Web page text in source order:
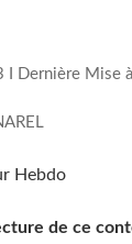
I Dernière Mise
de ce